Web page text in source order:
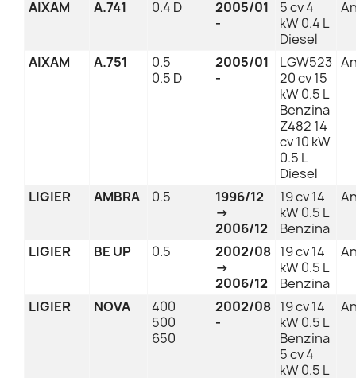
AIXAM A.741 0.4 D
2005/01
-
5 cv 4
kW 0.4 L
Diesel
AIXAM A.751
0.5
0.5 D
2005/01
-
LGW523
20 cv 15
kW 0.5 L
Benzina
Z482 14
cv 10 kW
0.5 L
Diesel
LIGIER AMBRA 0.5
1996/12
→
2006/12
19 cv 14
kW 0.5 L
Benzina
LIGIER BE UP 0.5
2002/08
→
2006/12
19 cv 14
kW 0.5 L
Benzina
LIGIER NOVA
400
500
650
2002/08
-
19 cv 14
kW 0.5 L
Benzina
5 cv 4
kW 0.5 L